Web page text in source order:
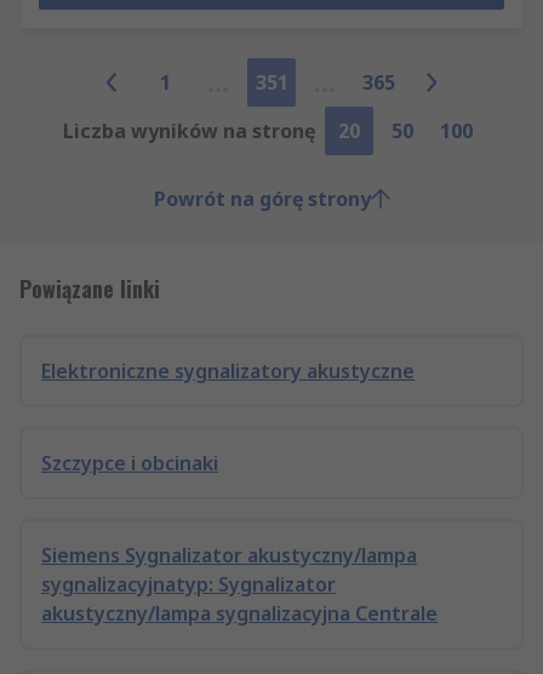
1 351
365
Liczba wyników na stronę
20 50 100
Powrót na górę strony
Powiązane linki
Elektroniczne sygnalizatory akustyczne
Szczypce i obcinaki
Siemens Sygnalizator akustyczny/lampa
sygnalizacyjnatyp: Sygnalizator
akustyczny/lampa sygnalizacyjna Centrale